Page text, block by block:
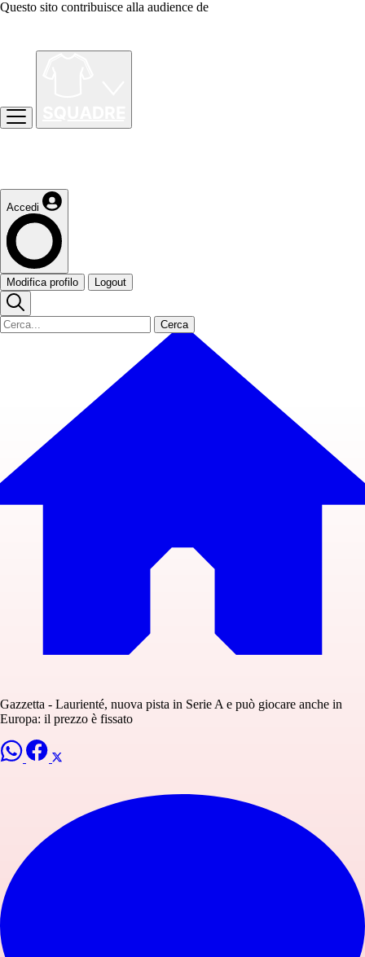
Questo sito contribuisce alla audience de
Accedi
Modifica profilo Logout
Cerca
Gazzetta - Laurienté, nuova pista in Serie A e può giocare anche in
Europa: il prezzo è fissato